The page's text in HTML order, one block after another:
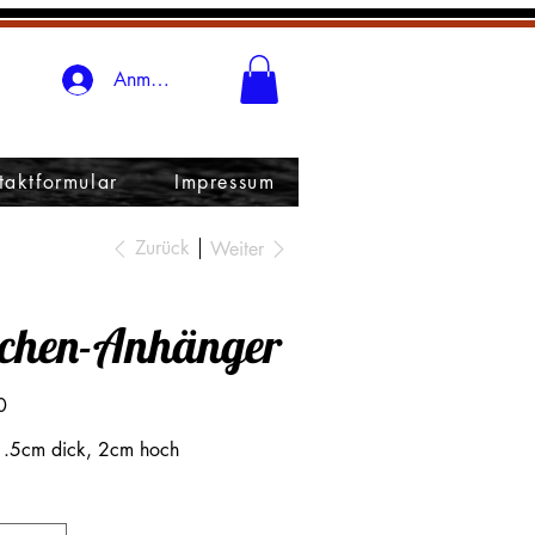
Anmelden
Impressum
Zurück Weiter
Anhänger
dick, 2cm hoch